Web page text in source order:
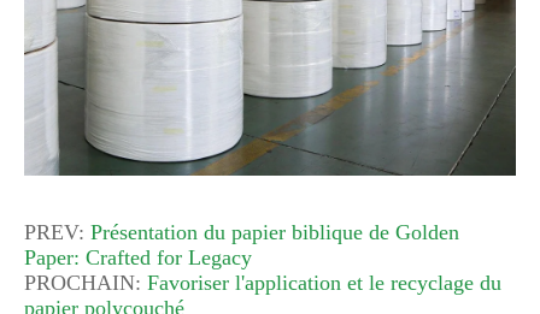
PREV: Présentation du papier biblique de Golden
Paper: Crafted for Legacy
PROCHAIN: Favoriser l'application et le recyclage du
papier polycouché